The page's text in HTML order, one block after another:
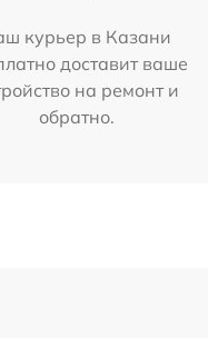
курьер в Казани
доставит ваше
на ремонт и
обратно.